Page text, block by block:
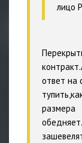
лицо
ответ на